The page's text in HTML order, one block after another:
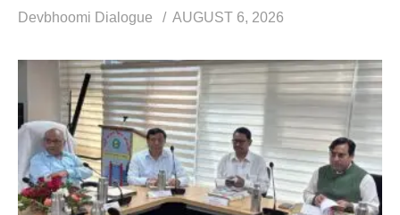
Devbhoomi Dialogue
AUGUST 6, 2026